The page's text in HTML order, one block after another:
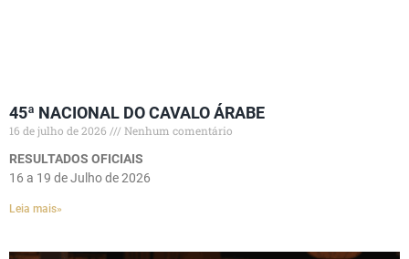
45ª NACIONAL DO CAVALO ÁRABE
16 de julho de 2026
Nenhum comentário
RESULTADOS OFICIAIS
16 a 19 de Julho de 2026
Leia mais»